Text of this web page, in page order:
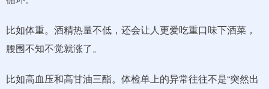
比如体重。酒精热量不低，还会让人更爱吃重口味下酒菜，
腰围不知不觉就涨了。
比如高血压和高甘油三酯。体检单上的异常往往不是“突然出